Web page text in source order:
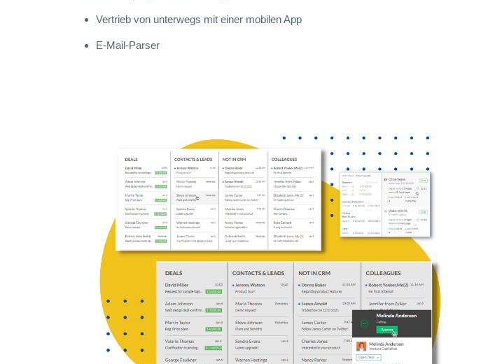
Vertrieb von unterwegs mit einer mobilen App
E-Mail-Parser